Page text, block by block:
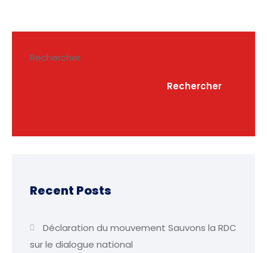
Rechercher
Rechercher
Recent Posts
Déclaration du mouvement Sauvons la RDC
sur le dialogue national